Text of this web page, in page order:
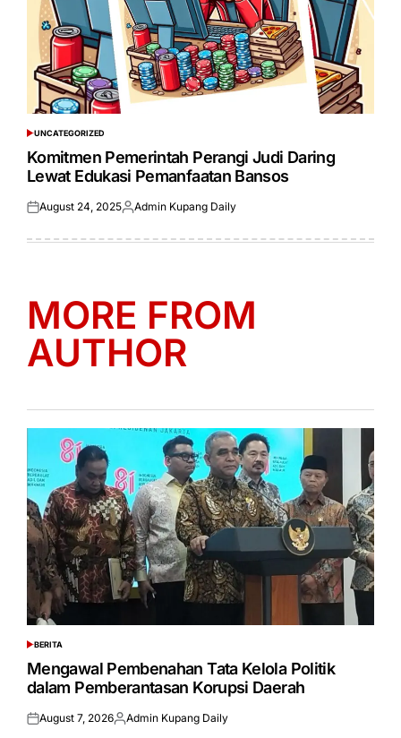
POSTED
IN
UNCATEGORIZED
Komitmen Pemerintah Perangi Judi Daring
Lewat Edukasi Pemanfaatan Bansos
Posted
August 24, 2025Posted
Admin Kupang Daily
MORE FROM
AUTHOR
POSTED
IN
BERITA
Mengawal Pembenahan Tata Kelola Politik
dalam Pemberantasan Korupsi Daerah
Posted
August 7, 2026Posted
Admin Kupang Daily